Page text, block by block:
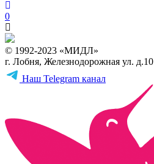
0
© 1992-2023 «МИДЛ»
г. Лобня, Железнодорожная ул. д.10
Наш Telegram канал